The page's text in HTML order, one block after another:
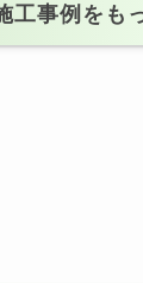
工事例をも